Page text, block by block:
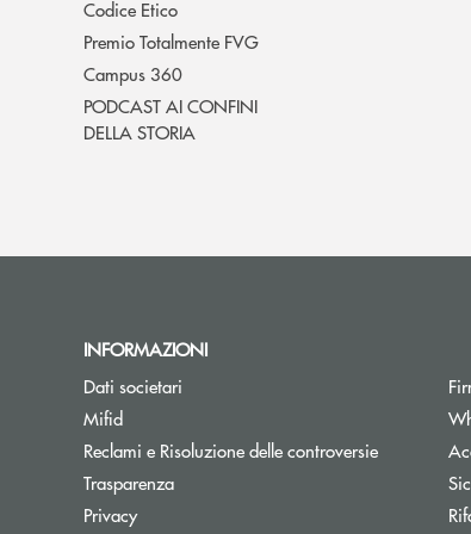
Codice Etico
Premio Totalmente FVG
Campus 360
PODCAST AI CONFINI
DELLA STORIA
INFORMAZIONI
Dati societari
Mifid
Reclami e Risoluzione delle controversie
Trasparenza
Privacy